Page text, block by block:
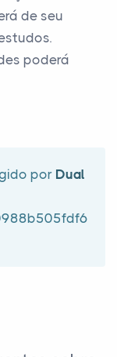
de seu
poderá
por Dual